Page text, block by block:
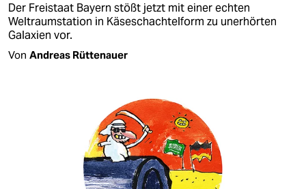
Der Freistaat Bayern stößt jetzt mit einer echten
Weltraumstation in Käseschachtelform zu unerhörten
Galaxien vor.
Von Andreas Rüttenauer